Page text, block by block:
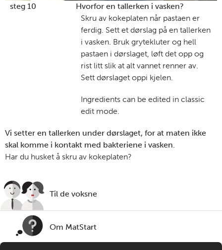
steg 10
Skru av kokeplaten når pastaen er
ferdig. Sett et dørslag på en tallerken
i vasken. Bruk grytekluter og hell
pastaen i dørslaget, løft det opp og
rist litt slik at alt vannet renner av.
Sett dørslaget oppi kjelen.
Ingredients can be edited in classic
edit mode.
Hvorfor en tallerken i vasken?
Vi setter en tallerken under dørslaget, for at maten ikke
skal komme i kontakt med bakteriene i vasken.
Har du husket å skru av kokeplaten?
Til de voksne
Om MatStart